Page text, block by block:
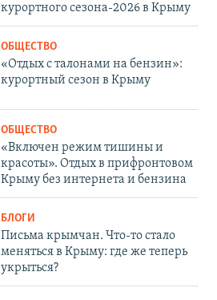
курортного сезона-2026 в Крыму
ОБЩЕСТВО
«Отдых с талонами на бензин»:
курортный сезон в Крыму
ОБЩЕСТВО
«Включен режим тишины и
красоты». Отдых в прифронтовом
Крыму без интернета и бензина
БЛОГИ
Письма крымчан. Что-то стало
меняться в Крыму: где же теперь
укрыться?